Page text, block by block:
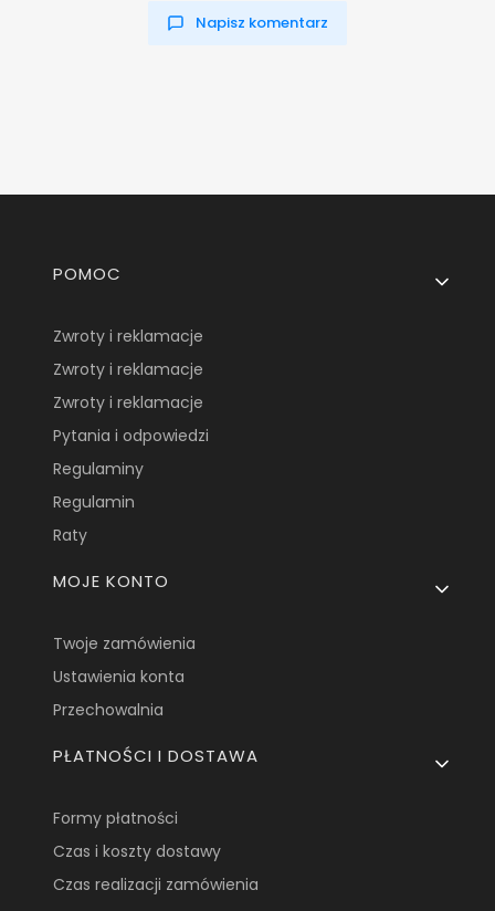
Napisz komentarz
Linki w stopce
POMOC
Zwroty i reklamacje
Zwroty i reklamacje
Zwroty i reklamacje
Pytania i odpowiedzi
Regulaminy
Regulamin
Raty
MOJE KONTO
Twoje zamówienia
Ustawienia konta
Przechowalnia
PŁATNOŚCI I DOSTAWA
Formy płatności
Czas i koszty dostawy
Czas realizacji zamówienia